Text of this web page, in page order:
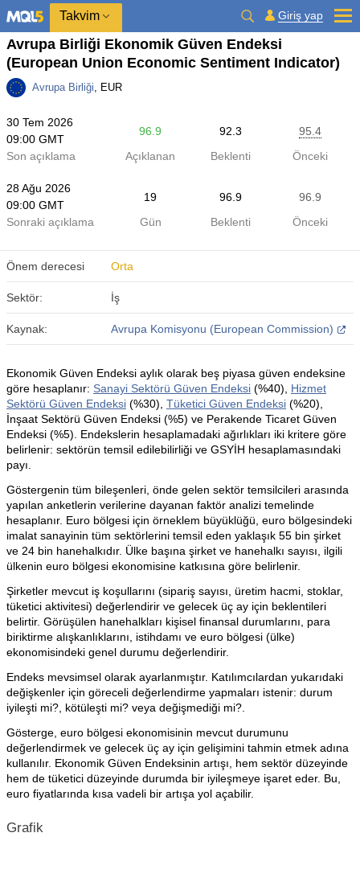
Takvim Giriş yap
Avrupa Birliği Ekonomik Güven Endeksi
(European Union Economic Sentiment Indicator)
Avrupa Birliği, EUR
30 Tem 2026
09:00 GMT
96.9 92.3
95.4
Son açıklama
Açıklanan Beklenti Önceki
28 Ağu 2026
09:00 GMT
19 96.9
96.9
Sonraki açıklama
Gün Beklenti Önceki
Önem derecesi Orta
Sektör: İş
Kaynak: Avrupa Komisyonu (European Commission)
Ekonomik Güven Endeksi aylık olarak beş piyasa güven endeksine
göre hesaplanır: Sanayi Sektörü Güven Endeksi (%40), Hizmet
Sektörü Güven Endeksi (%30), Tüketici Güven Endeksi (%20),
İnşaat Sektörü Güven Endeksi (%5) ve Perakende Ticaret Güven
Endeksi (%5). Endekslerin hesaplamadaki ağırlıkları iki kritere göre
belirlenir: sektörün temsil edilebilirliği ve GSYİH hesaplamasındaki
payı.
Göstergenin tüm bileşenleri, önde gelen sektör temsilcileri arasında
yapılan anketlerin verilerine dayanan faktör analizi temelinde
hesaplanır. Euro bölgesi için örneklem büyüklüğü, euro bölgesindeki
imalat sanayinin tüm sektörlerini temsil eden yaklaşık 55 bin şirket
ve 24 bin hanehalkıdır. Ülke başına şirket ve hanehalkı sayısı, ilgili
ülkenin euro bölgesi ekonomisine katkısına göre belirlenir.
Şirketler mevcut iş koşullarını (sipariş sayısı, üretim hacmi, stoklar,
tüketici aktivitesi) değerlendirir ve gelecek üç ay için beklentileri
belirtir. Görüşülen hanehalkları kişisel finansal durumlarını, para
biriktirme alışkanlıklarını, istihdamı ve euro bölgesi (ülke)
ekonomisindeki genel durumu değerlendirir.
Endeks mevsimsel olarak ayarlanmıştır. Katılımcılardan yukarıdaki
değişkenler için göreceli değerlendirme yapmaları istenir: durum
iyileşti mi?, kötüleşti mi? veya değişmediği mi?.
Gösterge, euro bölgesi ekonomisinin mevcut durumunu
değerlendirmek ve gelecek üç ay için gelişimini tahmin etmek adına
kullanılır. Ekonomik Güven Endeksinin artışı, hem sektör düzeyinde
hem de tüketici düzeyinde durumda bir iyileşmeye işaret eder. Bu,
euro fiyatlarında kısa vadeli bir artışa yol açabilir.
Grafik